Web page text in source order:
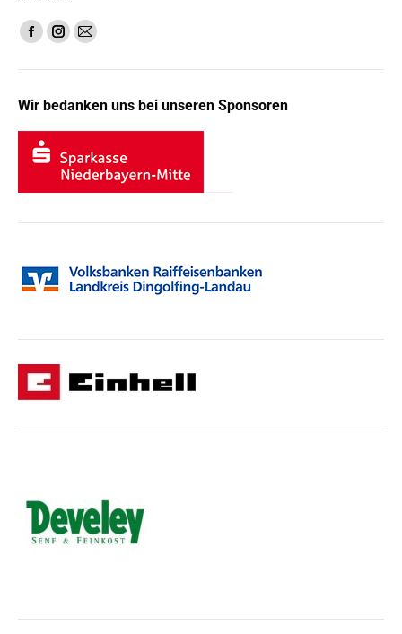
Finden Sie uns auf:
Facebook
in
new
window
Instagram
in
new
window
E-
opens
in
new
window
Wir bedanken uns bei unseren Sponsoren